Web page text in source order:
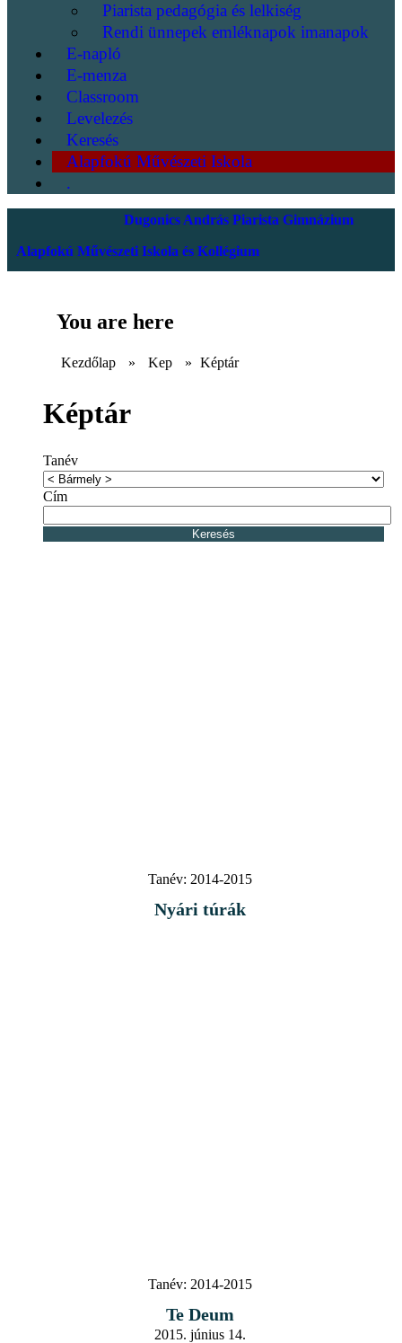
Piarista pedagógia és lelkiség
Rendi ünnepek emléknapok imanapok
E-napló
E-menza
Classroom
Levelezés
Keresés
Alapfokú Művészeti Iskola
.
Dugonics András Piarista Gimnázium
Alapfokú Művészeti Iskola és Kollégium
You are here
Kezdőlap » Kep » Képtár
Képtár
Tanév
Cím
Tanév: 2014-2015
Nyári túrák
Tanév: 2014-2015
Te Deum
2015. június 14.